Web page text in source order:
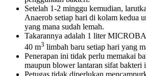
Setelah 1-2 minggu kemudian,
Anaerob setiap hari di kolam kedua
yang mana sudah lemah.
Takarannya adalah 1 liter
40 m3 limbah baru setiap hari yang
Penerapan ini tidak perlu memakai
maupun blower lantaran sifat bakteri